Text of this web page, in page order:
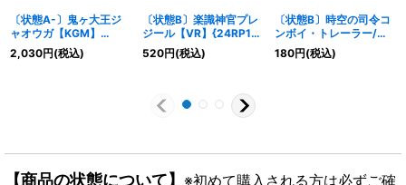
〔状態A-〕鬼ヶ大王ジ
ャオウガ【KGM】
{ART011/5}《多》
2,030円(税込)
〔状態B〕楽識神官プレ
ジール【VR】{24RP1秘
10/秘22}《多》
520円(税込)
〔状態B〕時空の司令コ
ンボイ・トレーラー/司
令官の覚醒者コンボイ
【-】{DMX22-
180円(税込)
【商品の状態について】 ※初めて購入される方は必ずご確